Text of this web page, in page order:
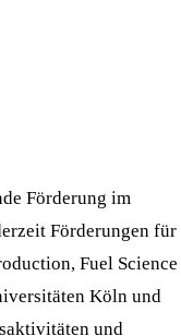
Förderung im
Förderungen für
Fuel Science
Köln und
und